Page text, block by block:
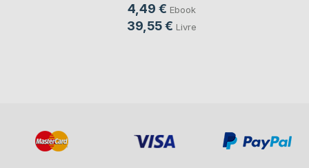
4,49 € Ebook
39,55 € Livre